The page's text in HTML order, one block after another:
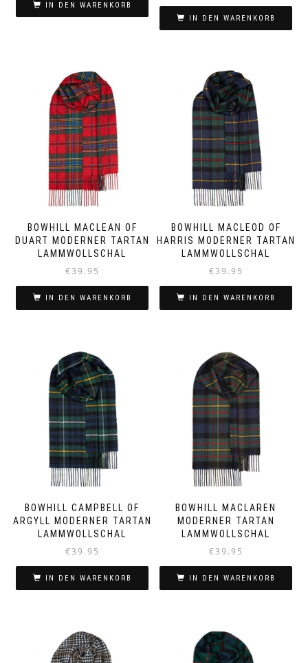
IN DEN WARENKORB
IN DEN WARENKORB
BOWHILL MACLEAN OF
DUART MODERNER TARTAN
LAMMWOLLSCHAL
€39.95
IN DEN WARENKORB
BOWHILL MACLEOD OF
HARRIS MODERNER TARTAN
LAMMWOLLSCHAL
€39.95
IN DEN WARENKORB
BOWHILL CAMPBELL OF
ARGYLL MODERNER TARTAN
LAMMWOLLSCHAL
€39.95
IN DEN WARENKORB
BOWHILL MACLAREN
MODERNER TARTAN
LAMMWOLLSCHAL
€39.95
IN DEN WARENKORB